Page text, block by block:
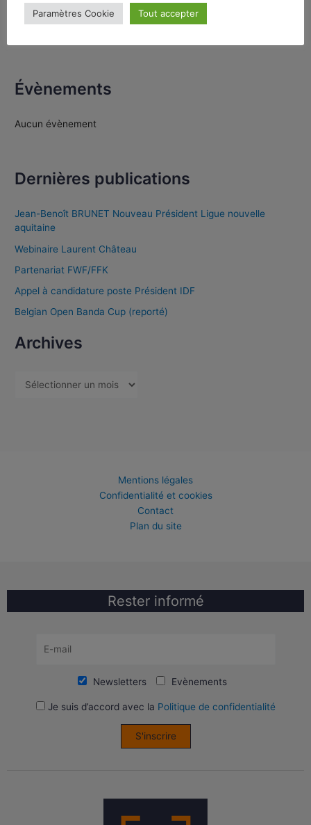
Évènements
Aucun évènement
Dernières publications
Jean-Benoît BRUNET Nouveau Président Ligue nouvelle
aquitaine
Webinaire Laurent Château
Partenariat FWF/FFK
Appel à candidature poste Président IDF
Belgian Open Banda Cup (reporté)
Archives
Mentions légales
Confidentialité et cookies
Contact
Plan du site
Rester informé
Newsletters Evènements
Je suis d’accord avec la Politique de confidentialité
S'inscrire
Paramètres Cookie Tout accepter